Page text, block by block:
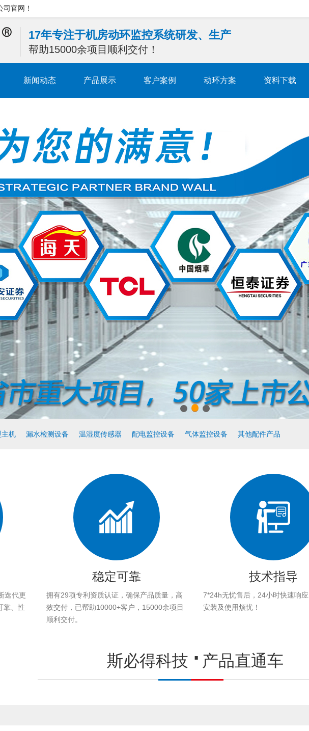
官网！
17年专注于机房动环监控系统研发、生产
帮助15000余项目顺利交付！
新闻动态 产品展示 客户案例 动环方案 资料下载
主机 漏水检测设备 温湿度传感器 配电监控设备 气体监控设备 其他配件产品
迭代更
靠、性
稳定可靠
拥有29项专利资质认证，确保产品质量，高
效交付，已帮助10000+客户，15000余项目
顺利交付。
技术指导
7*24h无忧售后，24小时快速响
安装及使用烦忧！
斯必得科技 产品直通车